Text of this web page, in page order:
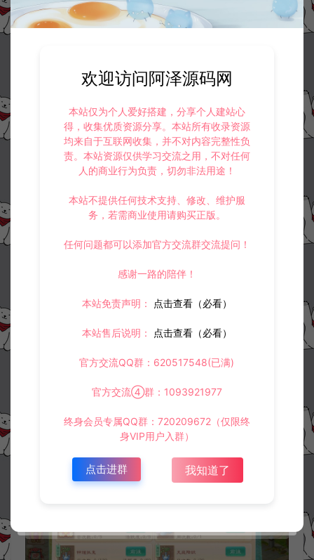
欢迎访问阿泽源码网
本站仅为个人爱好搭建，分享个人建站心
得，收集优质资源分享。本站所有收录资源
均来自于互联网收集，并不对内容完整性负
责。本站资源仅供学习交流之用，不对任何
人的商业行为负责，切勿非法用途！
本站不提供任何技术支持、修改、维护服
务，若需商业使用请购买正版。
任何问题都可以添加官方交流群交流提问！
感谢一路的陪伴！
本站免责声明： 点击查看（必看）
本站售后说明： 点击查看（必看）
官方交流QQ群：620517548(已满)
官方交流④群：1093921977
终身会员专属QQ群：720209672（仅限终
身VIP用户入群）
点击进群 我知道了